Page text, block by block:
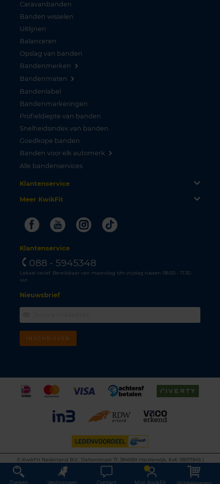
Caravanbanden
Banden wisselen
Uitlijnen
Balanceren
Opslag van banden
Bandenmerken
Bandenmaten
Bandenlabel
Bandenmarkeringen
Profieldiepte van banden
Snelheidsindex van banden
Goedkope banden
Banden voor elk automerk
Alle bandenservices
Klantenservice
Meer KwikFit
FacebookYoutubeInstagram
Tiktok
Klantenservice
088 - 5945348
Lokaal tarief. Bereikbaar van maandag t/m vrijdag tussen 08.00 - 17.30
uur.
Nieuwsbrief
INSCHRIJVEN
©
KwikFit Nederland B.V., Daltonstraat 17, 3846BX Harderwijk, KvK 08017845 |
Algemene voorwaarden
Privacyverklaring Cookiebeleid
Disclaimer
This site is protected by reCAPTCHA and the Google
Privacy Policy
Terms of
Service apply.
Zoeken Vestigingen Contact Mijn KwikFit